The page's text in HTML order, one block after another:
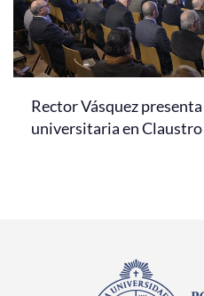
Rector Vásquez
universitaria en